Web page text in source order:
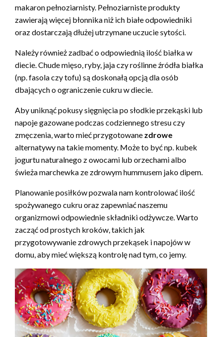
makaron pełnoziarnisty. Pełnoziarniste produkty
zawierają więcej błonnika niż ich białe odpowiedniki
oraz dostarczają dłużej utrzymane uczucie sytości.
Należy również zadbać o odpowiednią ilość białka w
diecie. Chude mięso, ryby, jaja czy roślinne źródła białka
(np. fasola czy tofu) są doskonałą opcją dla osób
dbających o ograniczenie cukru w diecie.
Aby uniknąć pokusy sięgnięcia po słodkie przekąski lub
napoje gazowane podczas codziennego stresu czy
zmęczenia, warto mieć przygotowane zdrowe
alternatywy na takie momenty. Może to być np. kubek
jogurtu naturalnego z owocami lub orzechami albo
świeża marchewka ze zdrowym hummusem jako dipem.
Planowanie posiłków pozwala nam kontrolować ilość
spożywanego cukru oraz zapewniać naszemu
organizmowi odpowiednie składniki odżywcze. Warto
zacząć od prostych kroków, takich jak
przygotowywanie zdrowych przekąsek i napojów w
domu, aby mieć większą kontrolę nad tym, co jemy.